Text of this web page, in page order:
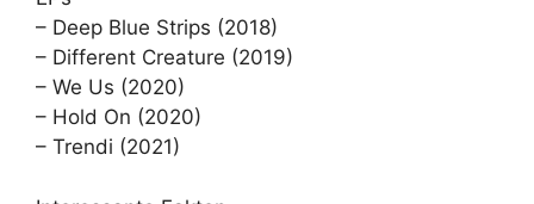
– Deep Blue Strips (2018)
– Different Creature (2019)
– We Us (2020)
– Hold On (2020)
– Trendi (2021)